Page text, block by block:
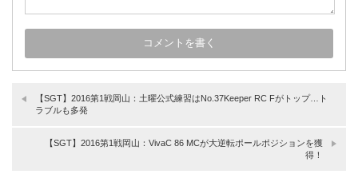
【SGT】2016第1戦岡山：土曜公式練習はNo.37Keeper RC Fがトップ…ト
ラブルも多発
【SGT】2016第1戦岡山：VivaC 86 MCが大逆転ポールポジションを獲
得！